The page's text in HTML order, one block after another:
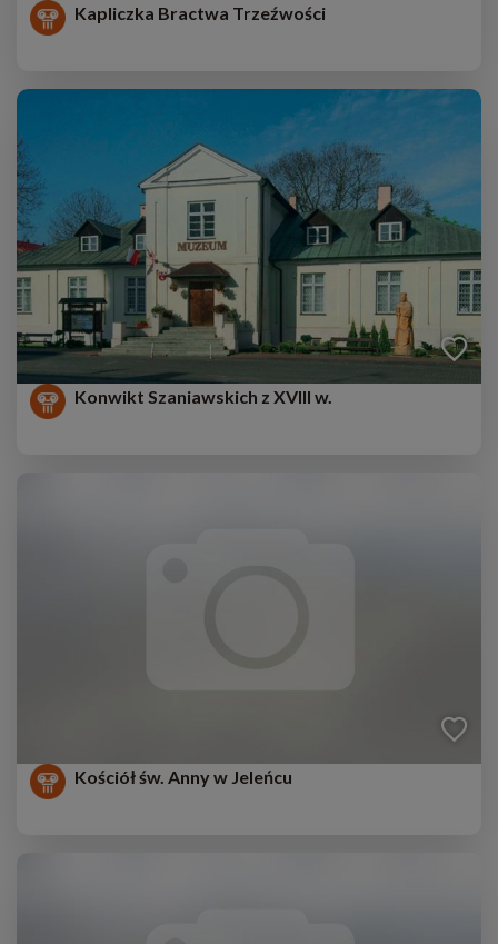
Kapliczka Bractwa Trzeźwości
Konwikt Szaniawskich z XVIII w.
Kościół św. Anny w Jeleńcu